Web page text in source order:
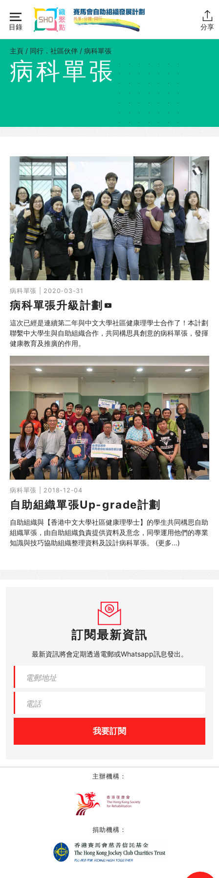
content
目錄 分享
主頁
同行學堂
互助．好．計劃
社區伙伴協作計劃
成為同行伙伴
互助傳承計劃
搜尋自助組織
SHO專題
關於我們
媒體報導
主頁 / 同行．社區伙伴 / 病科單張
病科單張
病科單張 | 2020-03-31
病科單張升級計劃
這次已經是連續第二年與中文大學社區健康理學士合作了！本計劃
聯繫中大學生與自助組織合作，共同構思具創意的病科單張，發揮
健康教育及推廣的作用。
病科單張 | 2018-12-04
自助組織單張Up-grade計劃
自助組織與【香港中文大學社區健康理學士】的學生共同構思自助
組織單張，由自助組織負責提供資料及意念，同學運用他們的專業
知識與技巧協助組織整理資料及設計病科單張。 (更多...)
訂閱最新資訊
最新資訊將會定期透過電郵或Whatsapp訊息發出。
我要訂閱
主辦機構：
捐助機構：